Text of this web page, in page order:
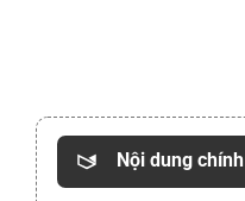
Nội dung chính